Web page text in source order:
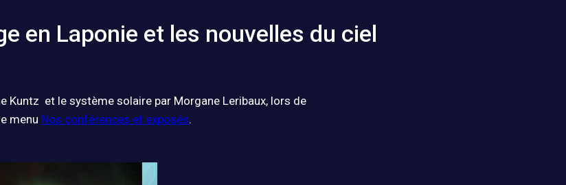
en Laponie et les nouvelles du ciel
Kuntz et le système solaire par Morgane Leribaux, lors de
menu Nos conférences et exposés.